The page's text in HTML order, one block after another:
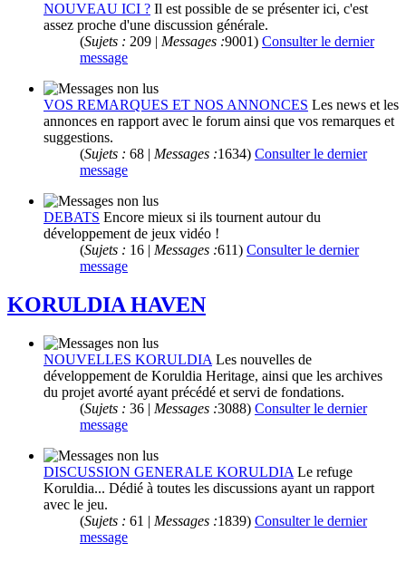
NOUVEAU ICI ? Il est possible de se présenter ici, c'est
assez proche d'une discussion générale.
(Sujets : 209 | Messages :9001) Consulter le dernier
message
VOS REMARQUES ET NOS ANNONCES Les news et les
annonces en rapport avec le forum ainsi que vos remarques et
suggestions.
(Sujets : 68 | Messages :1634) Consulter le dernier
message
DEBATS Encore mieux si ils tournent autour du
développement de jeux vidéo !
(Sujets : 16 | Messages :611) Consulter le dernier
message
KORULDIA HAVEN
NOUVELLES KORULDIA Les nouvelles de
développement de Koruldia Heritage, ainsi que les archives
du projet avorté ayant précédé et servi de fondations.
(Sujets : 36 | Messages :3088) Consulter le dernier
message
DISCUSSION GENERALE KORULDIA Le refuge
Koruldia... Dédié à toutes les discussions ayant un rapport
avec le jeu.
(Sujets : 61 | Messages :1839) Consulter le dernier
message